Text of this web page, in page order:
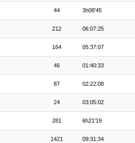
44 3h08'45
212 06:07:25
164 05:37:07
46 01:40:33
87 02:22:08
24 03:05:02
281 6h21'19
1421 09:31:34